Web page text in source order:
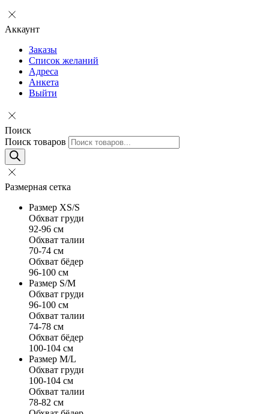
Аккаунт
Заказы
Список желаний
Адреса
Анкета
Выйти
Поиск
Поиск товаров
Размерная сетка
Размер XS/S
Обхват груди
92-96 см
Обхват талии
70-74 см
Обхват бёдер
96-100 см
Размер S/M
Обхват груди
96-100 см
Обхват талии
74-78 см
Обхват бёдер
100-104 см
Размер M/L
Обхват груди
100-104 см
Обхват талии
78-82 см